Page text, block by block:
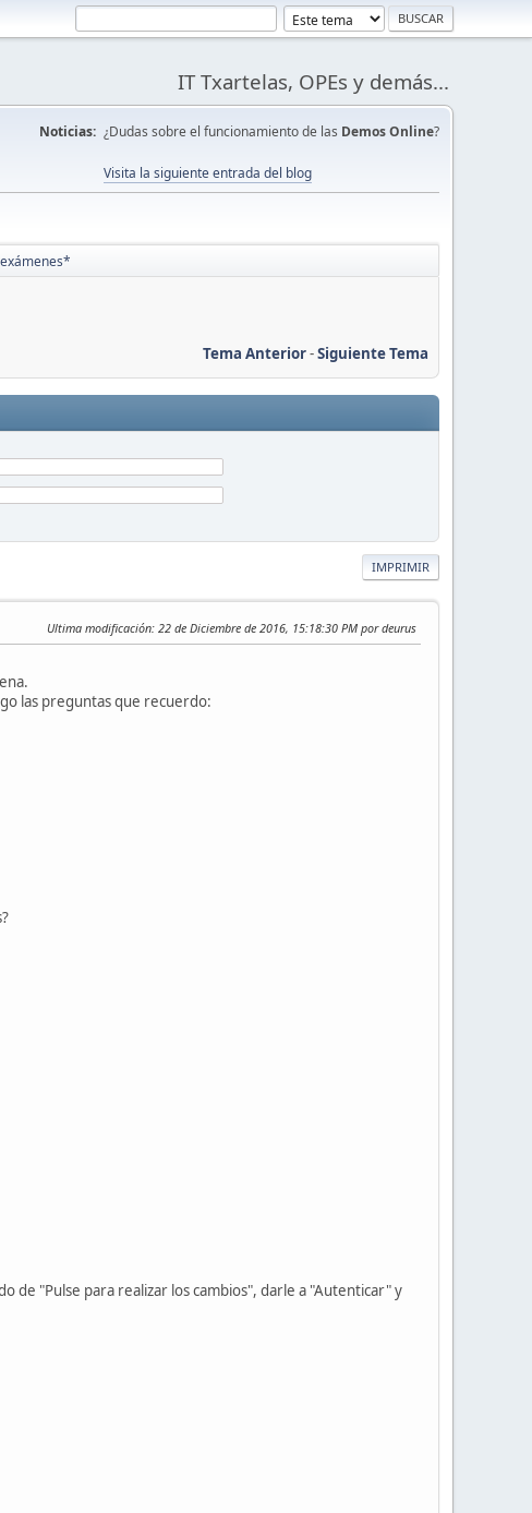
IT Txartelas, OPEs y demás...
Noticias: ¿Dudas sobre el funcionamiento de las Demos Online?
Visita la siguiente entrada del blog
Tema Anterior-Siguiente Tema
IMPRIMIR
Ultima modificación: 22 de Diciembre de 2016, 15:18:30 PM por deurus
las preguntas que recuerdo:
de "Pulse para realizar los cambios", darle a "Autenticar" y